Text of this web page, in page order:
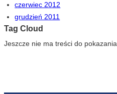
czerwiec 2012
grudzień 2011
Tag Cloud
Jeszcze nie ma treści do pokazania.